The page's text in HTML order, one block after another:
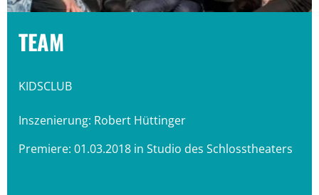
TEAM
KIDSCLUB
Inszenierung: Robert Hüttinger
Premiere: 01.03.2018 in Studio des Schlosstheaters